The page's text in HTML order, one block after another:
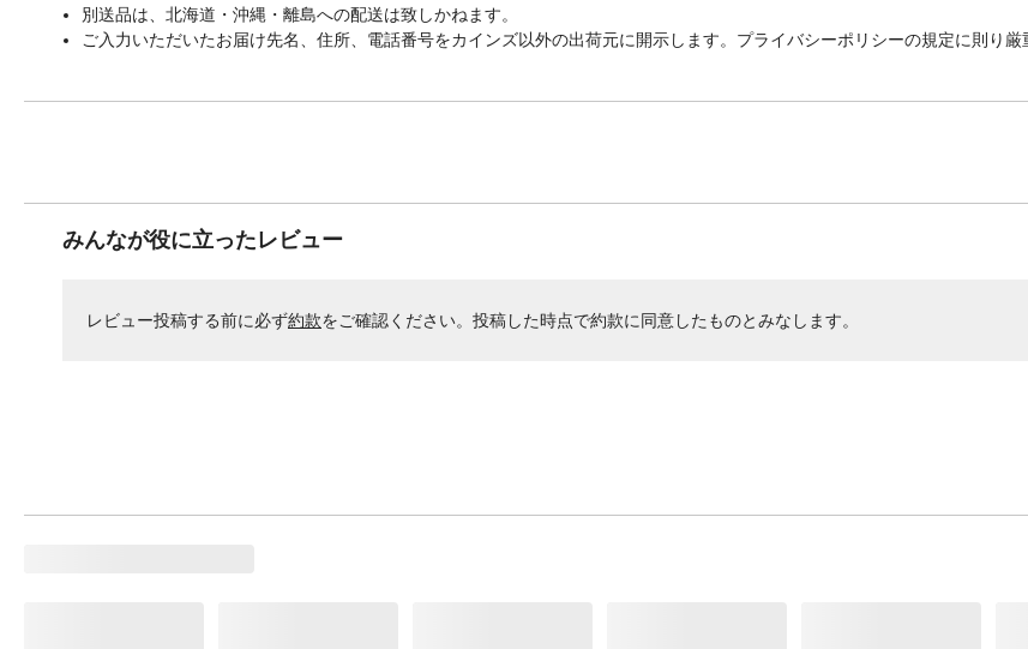
別送品は、北海道・沖縄・離島への配送は致しかねます。
ご入力いただいたお届け先名、住所、電話番号をカインズ以外の出荷元に開示します。プライバシーポリシーの規定に則り厳
みんなが役に立ったレビュー
レビュー投稿する前に必ず約款をご確認ください。投稿した時点で約款に同意したものとみなします。